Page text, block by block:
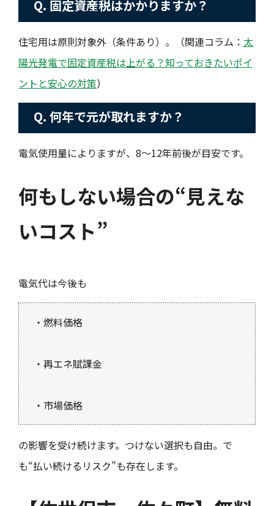
Q. 固定資産税はかかりますか？
住宅用は原則対象外（条件あり）。（関連コラム： 太
陽光発電で固定資産税は上がる？知っておきたいポイ
ントと安心の対策）
Q. 何年で元が取れますか？
電気使用量によりますが、8〜12年前後が目安です。
何もしない場合の“見えな
いコスト”
電気代は今後も
・燃料価格
・再エネ賦課金
・市場価格
の影響を受け続けます。つけない選択も自由。で
も“払い続けるリスク”も存在します。